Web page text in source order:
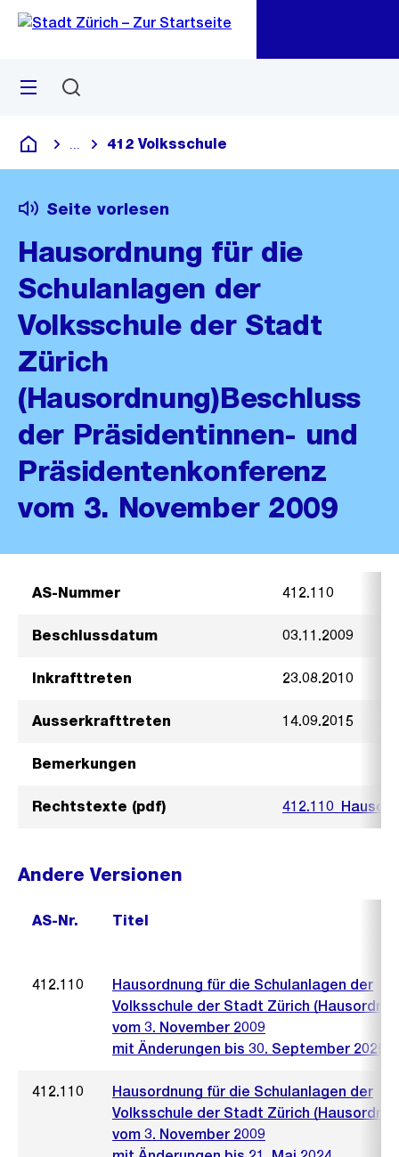
Navigation
Sprunglink
Menü
Deutsch
Blende alle Breadcrumbs ein
412 Volksschule
Seite vorlesen
Hausordnung für die
Schulanlagen der
Volksschule der Stadt
Zürich
(Hausordnung)Beschluss
der Präsidentinnen- und
Präsidentenkonferenz
vom 3. November 2009
AS-Nummer 412.110
Beschlussdatum 03.11.2009
Inkrafttreten 23.08.2010
Ausserkrafttreten 14.09.2015
Bemerkungen
Rechtstexte (pdf)
Andere Versionen
AS-Nr. Titel
412.110
Hausordnung für die Schulanlagen der
Volksschule der Stadt Zürich
vom 3. November 2009
mit Änderungen bis 30. September 2025
412.110
Hausordnung für die Schulanlagen der
Volksschule der Stadt Zürich
vom 3. November 2009